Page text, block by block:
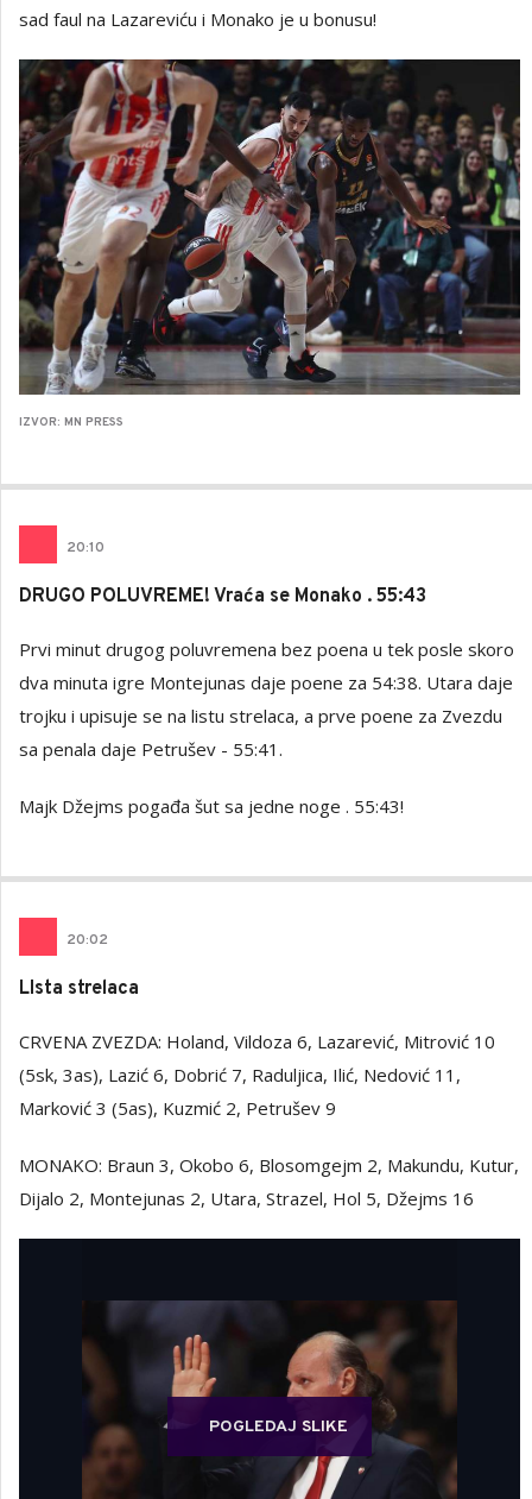
sad faul na Lazareviću i Monako je u bonusu!
IZVOR: MN PRESS
20:10
DRUGO POLUVREME! Vraća se Monako . 55:43
Prvi minut drugog poluvremena bez poena u tek posle skoro
dva minuta igre Montejunas daje poene za 54:38. Utara daje
trojku i upisuje se na listu strelaca, a prve poene za Zvezdu
sa penala daje Petrušev - 55:41.
Majk Džejms pogađa šut sa jedne noge . 55:43!
20:02
LIsta strelaca
CRVENA ZVEZDA: Holand, Vildoza 6, Lazarević, Mitrović 10
(5sk, 3as), Lazić 6, Dobrić 7, Raduljica, Ilić, Nedović 11,
Marković 3 (5as), Kuzmić 2, Petrušev 9
MONAKO: Braun 3, Okobo 6, Blosomgejm 2, Makundu, Kutur,
Dijalo 2, Montejunas 2, Utara, Strazel, Hol 5, Džejms 16
POGLEDAJ SLIKE